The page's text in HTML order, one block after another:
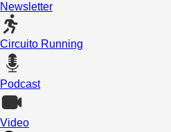
Newsletter
Circuito Running
Podcast
Video